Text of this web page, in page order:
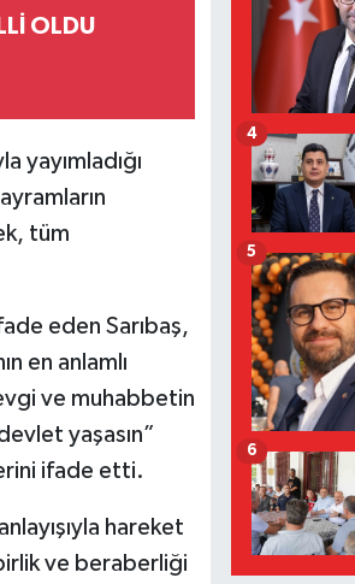
OLDU
yayımladığı
tüm
eden Sarıbaş,
en anlamlı
ve muhabbetin
yaşasın”
ifade etti.
hareket
ve beraberliği
4
5
6